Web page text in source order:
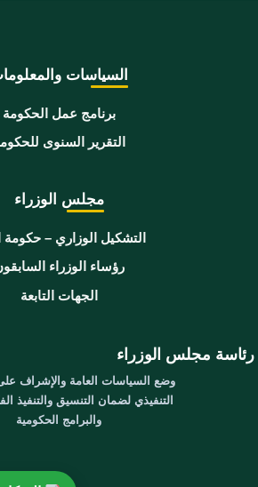
السياسات
برنامج عمل الحكومة
التقرير السنوى
مجلس الوزراء
التشكيل الوزاري – حكومة
رؤساء الوزراء
الجهات التابعة
رئاسة مجلس الوزراء
وضع السياسات العامة والإشراف على
التنفيذي لضمان التنسيق والتنفيذ
والبرامج الحكومية